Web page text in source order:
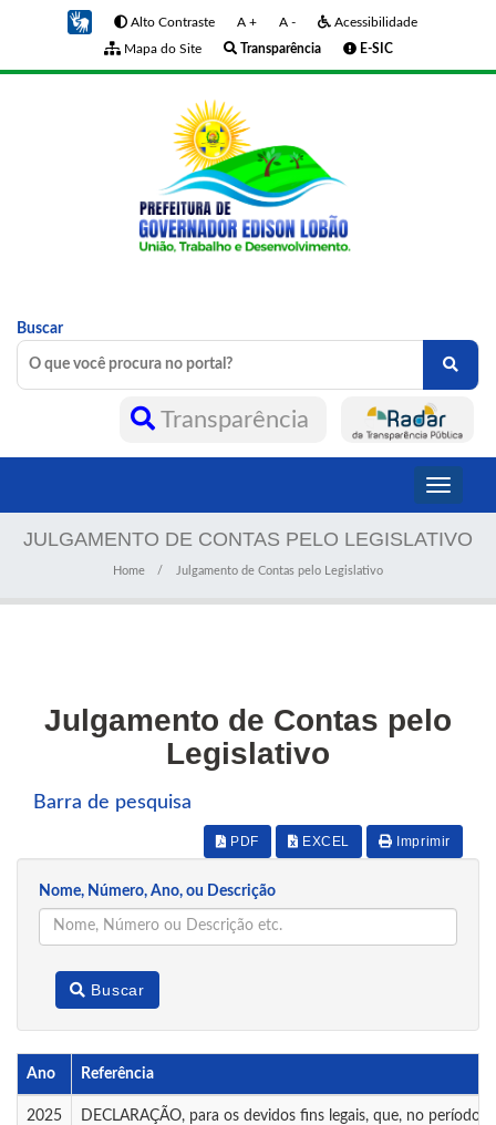
Alto Contraste A + A -
Acessibilidade
Mapa do Site
Transparência E-SIC
Buscar
Transparência
Toggle
JULGAMENTO DE CONTAS PELO LEGISLATIVO
Home Julgamento de Contas pelo Legislativo
Julgamento de Contas pelo
Legislativo
Barra de pesquisa
PDF EXCEL Imprimir
Nome, Número, Ano, ou Descrição
Buscar
Ano Referência
2025 DECLARAÇÃO, para os devidos fins legais, que, no